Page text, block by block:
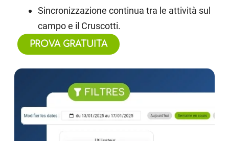
Sincronizzazione continua tra le attività sul
campo e il Cruscotti.
PROVA GRATUITA